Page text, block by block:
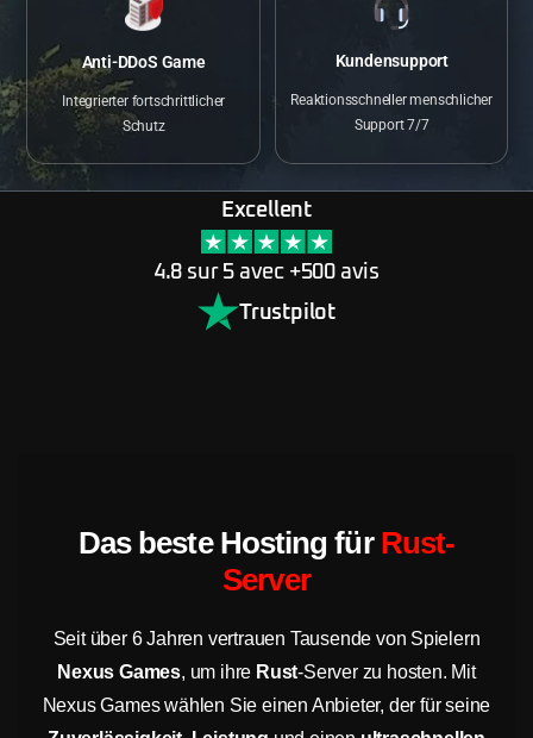
Anti-DDoS Game
Integrierter fortschrittlicher
Schutz
Kundensupport
Reaktionsschneller menschlicher
Support 7/7
Excellent
4.8 sur 5 avec +500 avis
Trustpilot
Das beste Hosting für Rust-
Server
Seit über 6 Jahren vertrauen Tausende von Spielern
Nexus Games, um ihre Rust-Server zu hosten. Mit
Nexus Games wählen Sie einen Anbieter, der für seine